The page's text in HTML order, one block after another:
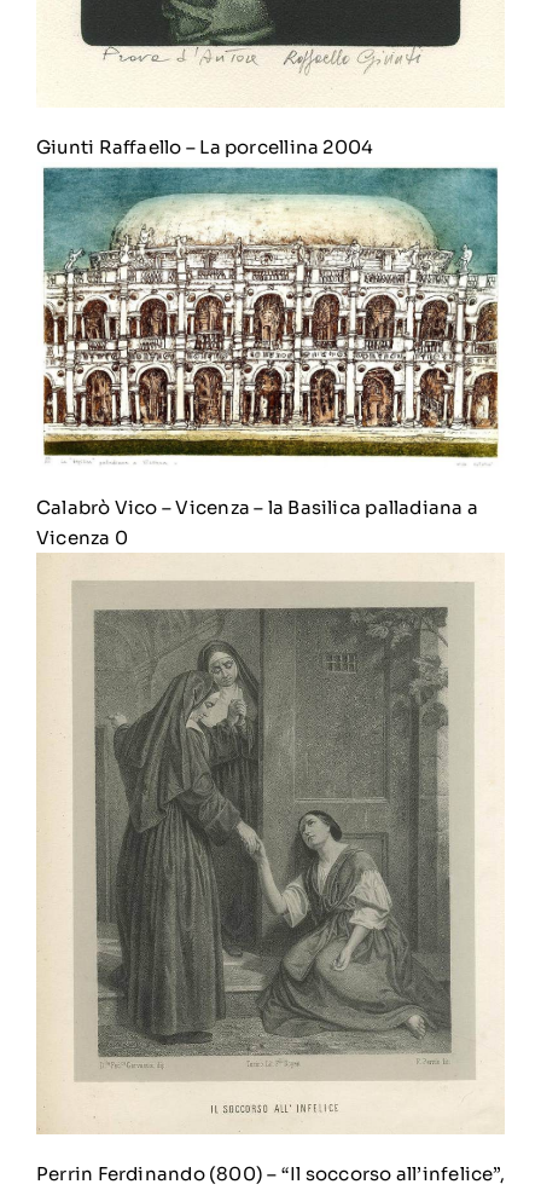
Giunti Raffaello – La porcellina 2004
Calabrò Vico –Vicenza – la Basilica palladiana a
Vicenza 0
Perrin Ferdinando (800) – “Il soccorso all’infelice”,